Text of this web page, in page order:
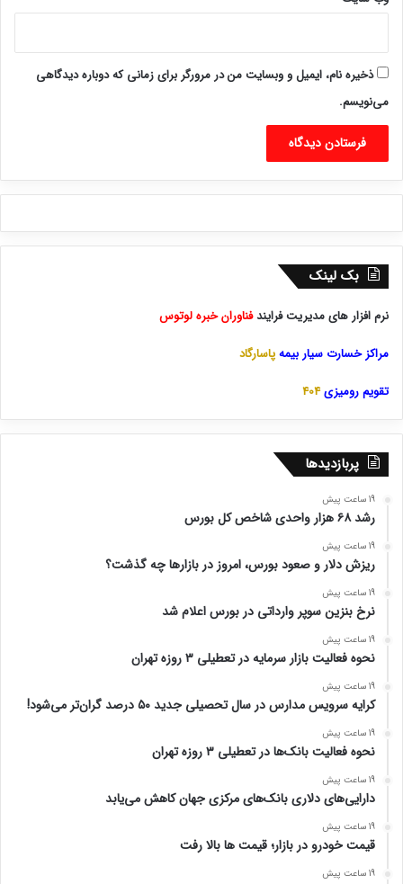
ذخیره نام، ایمیل و وبسایت من در مرورگر برای زمانی که دوباره دیدگاهی
می‌نویسم.
بک لینک
نرم افزار های مدیریت فرایندفناوران خبره لوتوس
مراکز خسارت سیار بیمهپاسارگاد
تقویم رومیزی404
پربازدیدها
19 ساعت پیش
رشد ۶۸ هزار واحدی شاخص کل بورس
19 ساعت پیش
ریزش دلار و صعود بورس، امروز در بازارها چه گذشت؟
19 ساعت پیش
نرخ بنزین سوپر وارداتی در بورس اعلام شد
19 ساعت پیش
نحوه فعالیت بازار سرمایه در تعطیلی ۳ روزه تهران
19 ساعت پیش
کرایه سرویس مدارس در سال تحصیلی جدید ۵۰ درصد گران‌تر می‌شود!
19 ساعت پیش
نحوه فعالیت بانک‌ها در تعطیلی ۳ روزه تهران
19 ساعت پیش
دارایی‌های دلاری بانک‌های مرکزی جهان کاهش می‌یابد
19 ساعت پیش
قیمت خودرو در بازار؛ قیمت ها بالا رفت
19 ساعت پیش